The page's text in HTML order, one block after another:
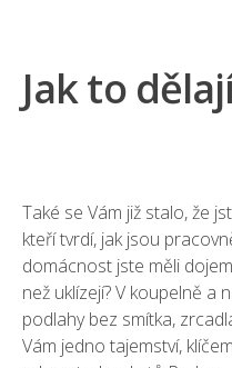
Jak to
Také se Vám již stalo, že
kteří tvrdí, jak jsou
domácnost jste měli
než uklízejí? V koupelně a
podlahy bez smítka,
Vám jedno tajemství,